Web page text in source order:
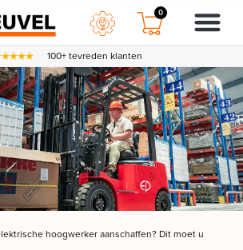
0
100+ tevreden klanten
hoogwerker aanschaffen? Dit moet u